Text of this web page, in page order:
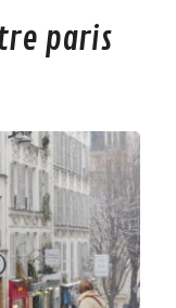
paris